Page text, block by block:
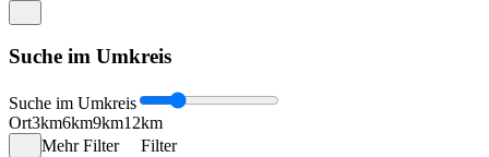
Suche im Umkreis
Suche im Umkreis
Ort3km6km9km12km
Mehr Filter
Filter